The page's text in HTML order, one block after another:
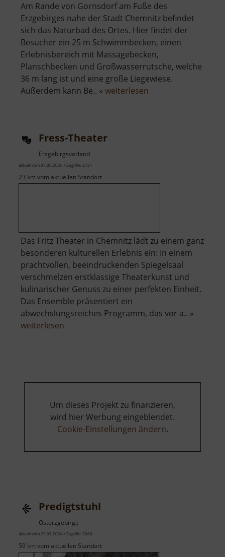
Am Rande von Gornsdorf am Fuße des
Erzgebirges nahe der Stadt Chemnitz befindet
sich das Naturbad des Ortes. Hier findet der
Besucher ein 25 m Schwimmbecken, einen
Erlebnisbereich mit Massagebecken,
Planschbecken und Großwasserrutsche, welche
36 m lang ist und eine große Liegewiese.
Außerdem kann Be.. » weiterlesen
Fress-Theater
Erzgebirgsvorland
aktuell vom 07.06.2026 / Zugriffe: 2721
23 km vom aktuellen Standort
Das Fritz Theater in Chemnitz lädt zu einem ganz
besonderen kulturellen Erlebnis ein: In einem
prachtvollen, beeindruckenden Spiegelsaal
verschmelzen erstklassige Theaterkunst und
kulinarischer Genuss zu einer perfekten Einheit.
Das Ensemble präsentiert ein
abwechslungsreiches Programm, das vor a.. »
weiterlesen
Um dieses Projekt zu finanzieren,
wird hier Werbung eingeblendet.
Cookie-Einstellungen ändern.
Predigtstuhl
Osterzgebirge
aktuell vom 23.07.2024 / Zugriffe: 3986
59 km vom aktuellen Standort